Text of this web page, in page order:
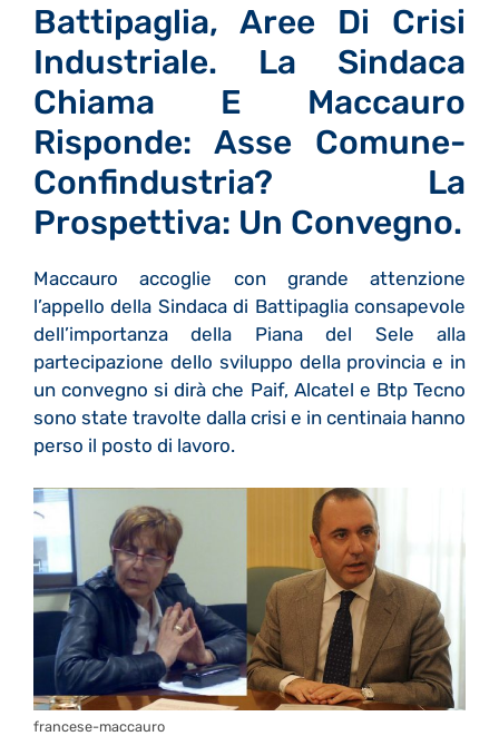
Battipaglia, Aree Di Crisi
Industriale. La Sindaca
Chiama E Maccauro
Risponde: Asse Comune-
Confindustria? La
Prospettiva: Un Convegno.
Maccauro accoglie con grande attenzione
l’appello della Sindaca di Battipaglia consapevole
dell’importanza della Piana del Sele alla
partecipazione dello sviluppo della provincia e in
un convegno si dirà che Paif, Alcatel e Btp Tecno
sono state travolte dalla crisi e in centinaia hanno
perso il posto di lavoro.
francese-maccauro